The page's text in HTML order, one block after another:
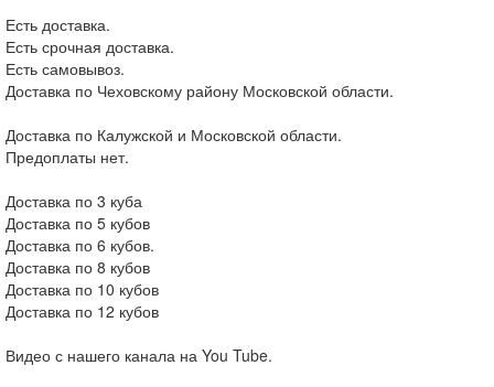
Есть доставка.
Есть срочная доставка.
Есть самовывоз.
Доставка по Чеховскому району Московской области.
Доставка по Калужской и Московской области.
Предоплаты нет.
Доставка по 3 куба
Доставка по 5 кубов
Доставка по 6 кубов.
Доставка по 8 кубов
Доставка по 10 кубов
Доставка по 12 кубов
Видео с нашего канала на You Tube.